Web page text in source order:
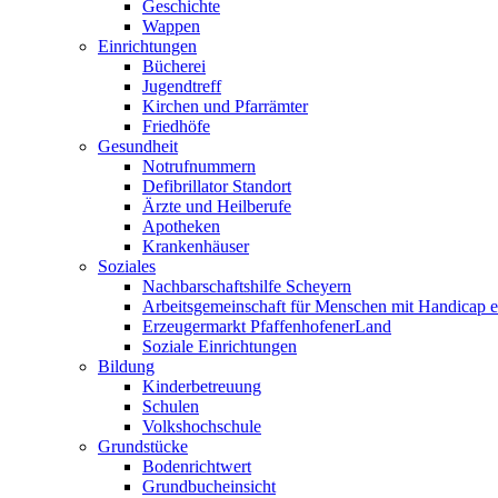
Geschichte
Wappen
Einrichtungen
Bücherei
Jugendtreff
Kirchen und Pfarrämter
Friedhöfe
Gesundheit
Notrufnummern
Defibrillator Standort
Ärzte und Heilberufe
Apotheken
Krankenhäuser
Soziales
Nachbarschaftshilfe Scheyern
Arbeitsgemeinschaft für Menschen mit Handicap
Erzeugermarkt PfaffenhofenerLand
Soziale Einrichtungen
Bildung
Kinderbetreuung
Schulen
Volkshochschule
Grundstücke
Bodenrichtwert
Grundbucheinsicht